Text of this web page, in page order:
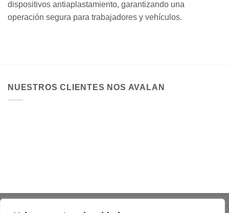
dispositivos antiaplastamiento, garantizando una
operación segura para trabajadores y vehículos.
NUESTROS CLIENTES NOS AVALAN